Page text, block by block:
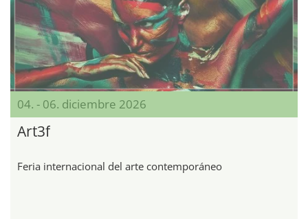
04. - 06. diciembre 2026
Art3f
Feria internacional del arte contemporáneo